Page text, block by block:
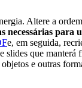
Altere a
necessárias para
e, em seguida,
slides que manterá
e outras